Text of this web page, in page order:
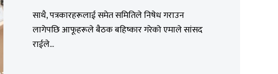
साथै, पत्रकारहरूलाई समेत समितिले निषेध गराउन
लागेपछि आफूहरूले बैठक बहिष्कार गरेको एमाले सांसद
राईले...